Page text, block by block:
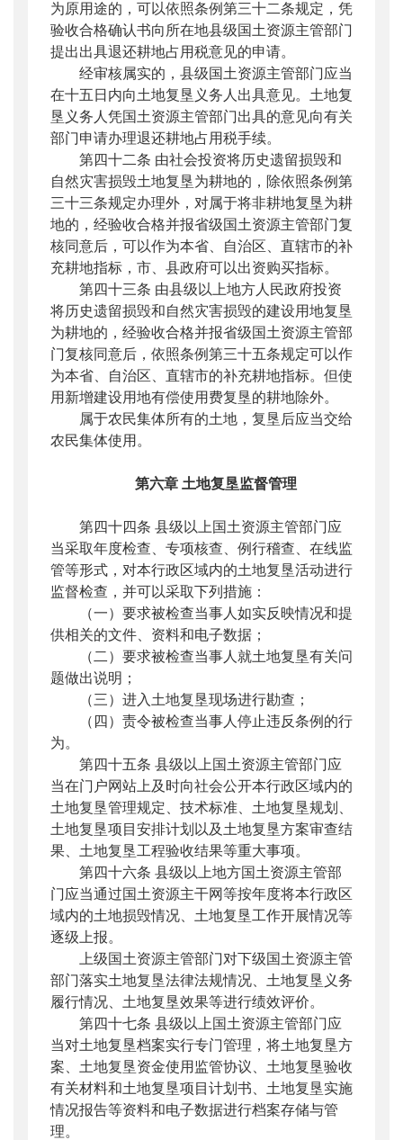
为原用途的，可以依照条例第三十二条规定，凭
验收合格确认书向所在地县级国土资源主管部门
提出出具退还耕地占用税意见的申请。
经审核属实的，县级国土资源主管部门应当
在十五日内向土地复垦义务人出具意见。土地复
垦义务人凭国土资源主管部门出具的意见向有关
部门申请办理退还耕地占用税手续。
第四十二条 由社会投资将历史遗留损毁和
自然灾害损毁土地复垦为耕地的，除依照条例第
三十三条规定办理外，对属于将非耕地复垦为耕
地的，经验收合格并报省级国土资源主管部门复
核同意后，可以作为本省、自治区、直辖市的补
充耕地指标，市、县政府可以出资购买指标。
第四十三条 由县级以上地方人民政府投资
将历史遗留损毁和自然灾害损毁的建设用地复垦
为耕地的，经验收合格并报省级国土资源主管部
门复核同意后，依照条例第三十五条规定可以作
为本省、自治区、直辖市的补充耕地指标。但使
用新增建设用地有偿使用费复垦的耕地除外。
属于农民集体所有的土地，复垦后应当交给
农民集体使用。
第六章 土地复垦监督管理
第四十四条 县级以上国土资源主管部门应
当采取年度检查、专项核查、例行稽查、在线监
管等形式，对本行政区域内的土地复垦活动进行
监督检查，并可以采取下列措施：
（一）要求被检查当事人如实反映情况和提
供相关的文件、资料和电子数据；
（二）要求被检查当事人就土地复垦有关问
题做出说明；
（三）进入土地复垦现场进行勘查；
（四）责令被检查当事人停止违反条例的行
为。
第四十五条 县级以上国土资源主管部门应
当在门户网站上及时向社会公开本行政区域内的
土地复垦管理规定、技术标准、土地复垦规划、
土地复垦项目安排计划以及土地复垦方案审查结
果、土地复垦工程验收结果等重大事项。
第四十六条 县级以上地方国土资源主管部
门应当通过国土资源主干网等按年度将本行政区
域内的土地损毁情况、土地复垦工作开展情况等
逐级上报。
上级国土资源主管部门对下级国土资源主管
部门落实土地复垦法律法规情况、土地复垦义务
履行情况、土地复垦效果等进行绩效评价。
第四十七条 县级以上国土资源主管部门应
当对土地复垦档案实行专门管理，将土地复垦方
案、土地复垦资金使用监管协议、土地复垦验收
有关材料和土地复垦项目计划书、土地复垦实施
情况报告等资料和电子数据进行档案存储与管
理。